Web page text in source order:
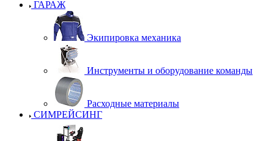
ГАРАЖ
Экипировка механика
Инструменты и оборудование команды
Расходные материалы
СИМРЕЙСИНГ